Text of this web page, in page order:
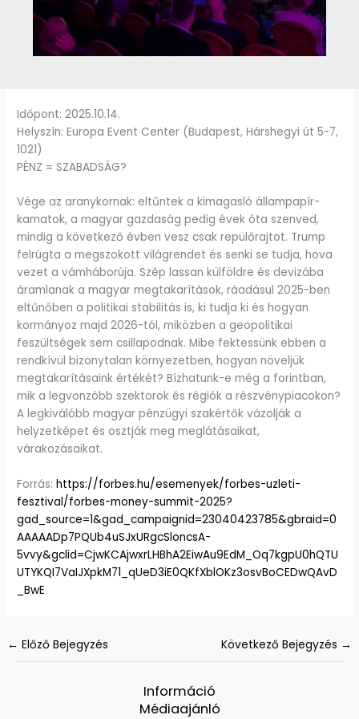
Időpont: 2025.10.14.
Helyszín: Europa Event Center (Budapest, Hárshegyi út 5-7,
1021)
PÉNZ = SZABADSÁG?
Vége az aranykornak: eltűntek a kimagasló állampapír-
kamatok, a magyar gazdaság pedig évek óta szenved,
mindig a következő évben vesz csak repülőrajtot. Trump
felrúgta a megszokott világrendet és senki se tudja, hova
vezet a vámháborúja. Szép lassan külföldre és devizába
áramlanak a magyar megtakarítások, ráadásul 2025-ben
eltűnőben a politikai stabilitás is, ki tudja ki és hogyan
kormányoz majd 2026-tól, miközben a geopolitikai
feszültségek sem csillapodnak. Mibe fektessünk ebben a
rendkívül bizonytalan környezetben, hogyan növeljük
megtakarításaink értékét? Bízhatunk-e még a forintban,
mik a legvonzóbb szektorok és régiók a részvénypiacokon?
A legkiválóbb magyar pénzügyi szakértők vázolják a
helyzetképet és osztják meg meglátásaikat,
várakozásaikat.
Forrás:https://forbes.hu/esemenyek/forbes-uzleti-
fesztival/forbes-money-summit-2025?
gad_source=1&gad_campaignid=23040423785&gbraid=0
AAAAADp7PQUb4uSJxURgcSloncsA-
5vvy&gclid=CjwKCAjwxrLHBhA2EiwAu9EdM_Oq7kgpU0hQTU
UTYKQI7VaIJXpkM71_qUeD3iE0QKfXblOKz3osvBoCEDwQAvD
_BwE
← Előző Bejegyzés Következő Bejegyzés →
Információ
Médiaajánló